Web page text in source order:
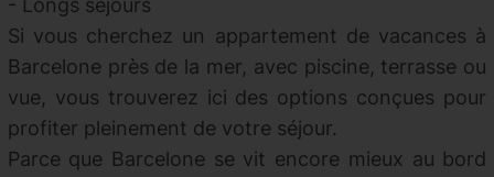
- Longs séjours
Si vous cherchez un appartement de vacances à
Barcelone près de la mer, avec piscine, terrasse ou
vue, vous trouverez ici des options conçues pour
profiter pleinement de votre séjour.
Parce que Barcelone se vit encore mieux au bord